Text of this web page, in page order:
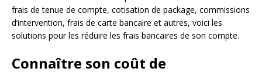
frais de tenue de compte, cotisation de package, commissions
d’intervention, frais de carte bancaire et autres, voici les
solutions pour les réduire les frais bancaires de son compte.
Connaître son coût de